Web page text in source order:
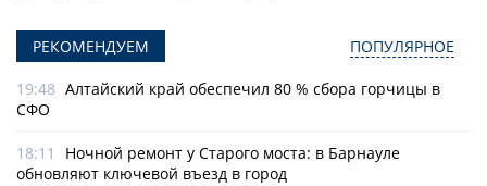
РЕКОМЕНДУЕМ ПОПУЛЯРНОЕ
19:48 Алтайский край обеспечил 80 % сбора горчицы в
СФО
18:11
Ночной ремонт у Старого моста: в Барнауле
обновляют ключевой въезд в город